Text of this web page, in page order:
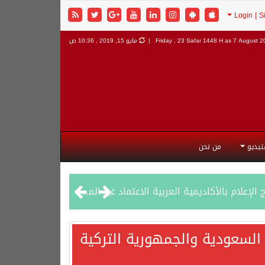
Friday , 23 Safar 1448 H as7 August مايو 15, 2019 , 10:36 ص
من نحن
والجمهورية التركية